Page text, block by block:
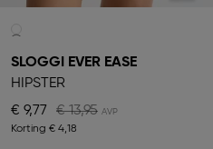
SLOGGI EVER EASE
HIPSTER
€ 9,77
€ 13,95
Korting € 4,18